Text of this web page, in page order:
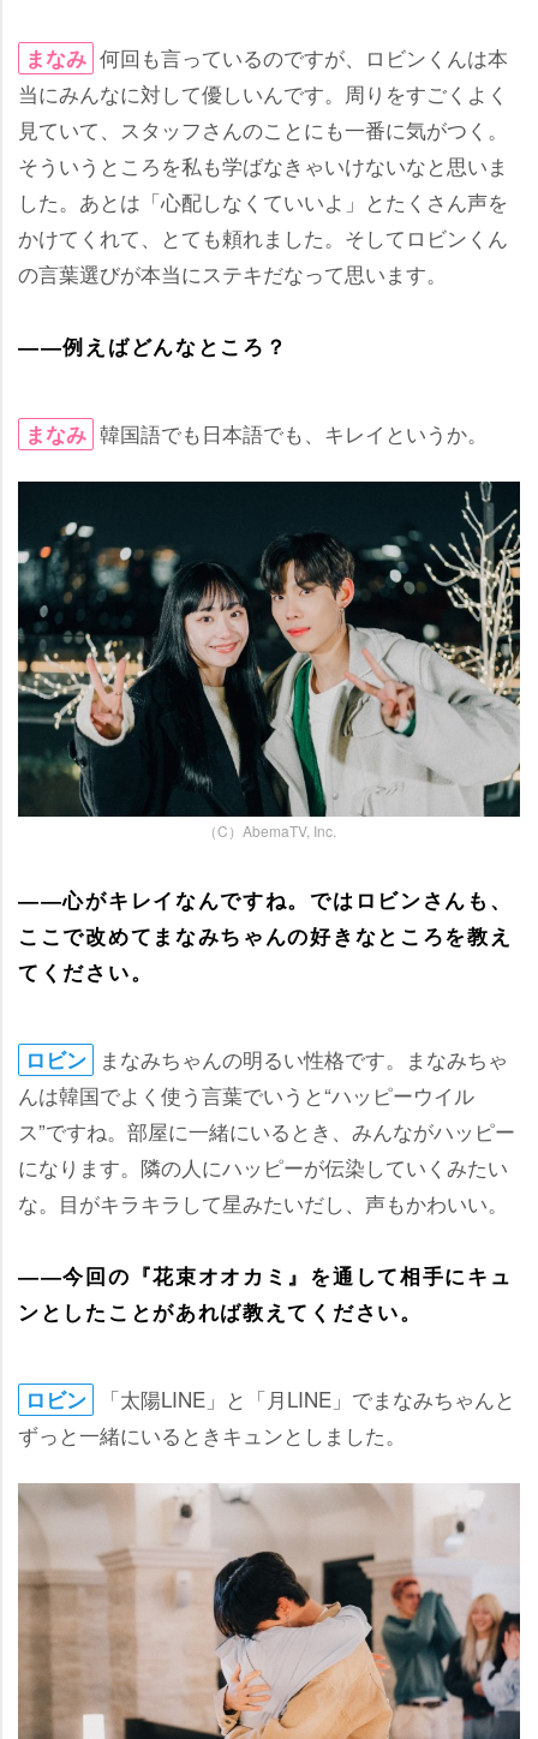
まなみ 何回も言っているのですが、ロビンくんは本
当にみんなに対して優しいんです。周りをすごくよく
見ていて、スタッフさんのことにも一番に気がつく。
そういうところを私も学ばなきゃいけないなと思いま
した。あとは「心配しなくていいよ」とたくさん声を
かけてくれて、とても頼れました。そしてロビンくん
の言葉選びが本当にステキだなって思います。
――例えばどんなところ？
まなみ 韓国語でも日本語でも、キレイというか。
（C）AbemaTV, Inc.
――心がキレイなんですね。ではロビンさんも、
ここで改めてまなみちゃんの好きなところを教え
てください。
ロビン
まなみちゃんの明るい性格です。まなみちゃ
んは韓国でよく使う言葉でいうと“ハッピーウイル
ス”ですね。部屋に一緒にいるとき、みんながハッピー
になります。隣の人にハッピーが伝染していくみたい
な。目がキラキラして星みたいだし、声もかわいい。
――今回の『花束オオカミ』を通して相手にキュ
ンとしたことがあれば教えてください。
ロビン
「太陽LINE」と「月LINE」でまなみちゃんと
ずっと一緒にいるときキュンとしました。